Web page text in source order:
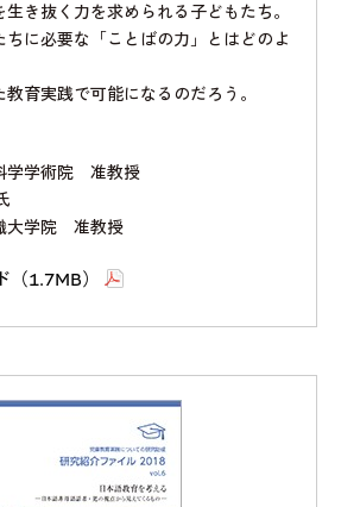
き抜く力を求められる子どもたち。
ちに必要な「ことばの力」とはどのよ
育実践で可能になるのだろう。
学学術院 准教授
大学院 准教授
1.7MB）